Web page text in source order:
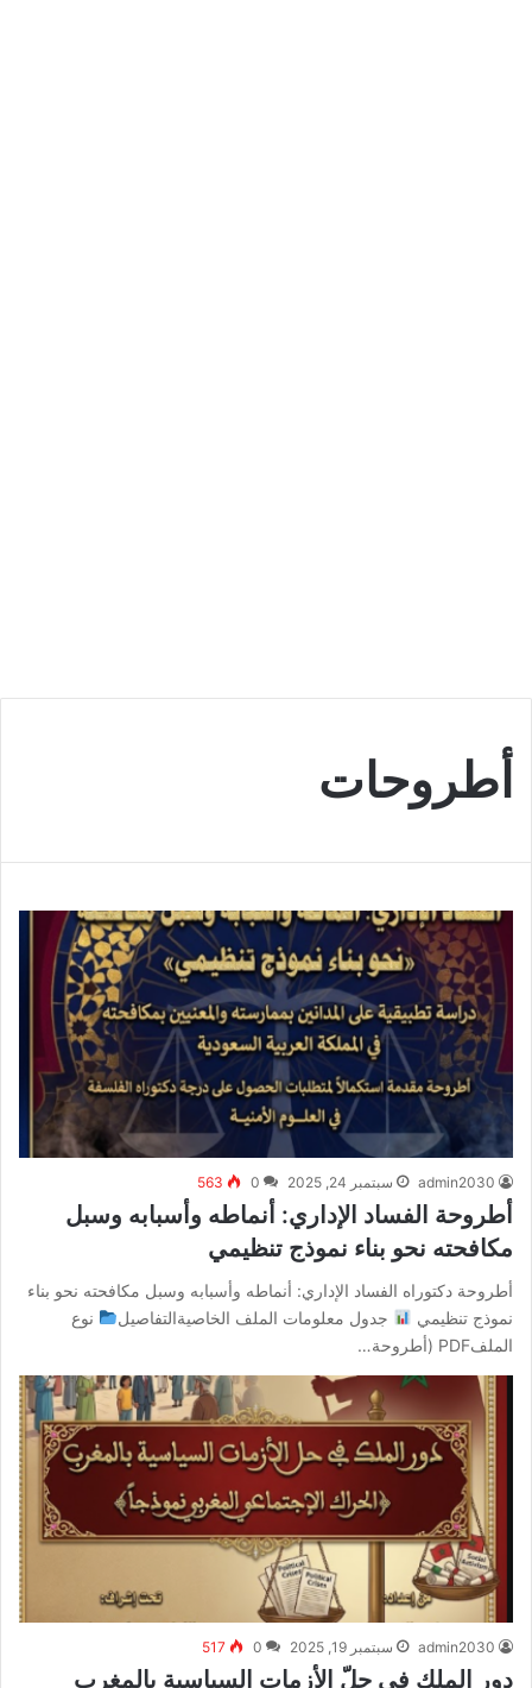
أطروحات
admin2030 سبتمبر 24, 2025 0
563
أطروحة الفساد الإداري: أنماطه وأسبابه وسبل
مكافحته نحو بناء نموذج تنظيمي
أطروحة دكتوراه الفساد الإداري: أنماطه وأسبابه وسبل مكافحته نحو بناء
نموذج تنظيمي
جدول معلومات الملف الخاصيةالتفاصيل
نوع
الملفPDF (أطروحة…
admin2030 سبتمبر 19, 2025 0
517
دور الملك في حلّ الأزمات السياسية بالمغرب